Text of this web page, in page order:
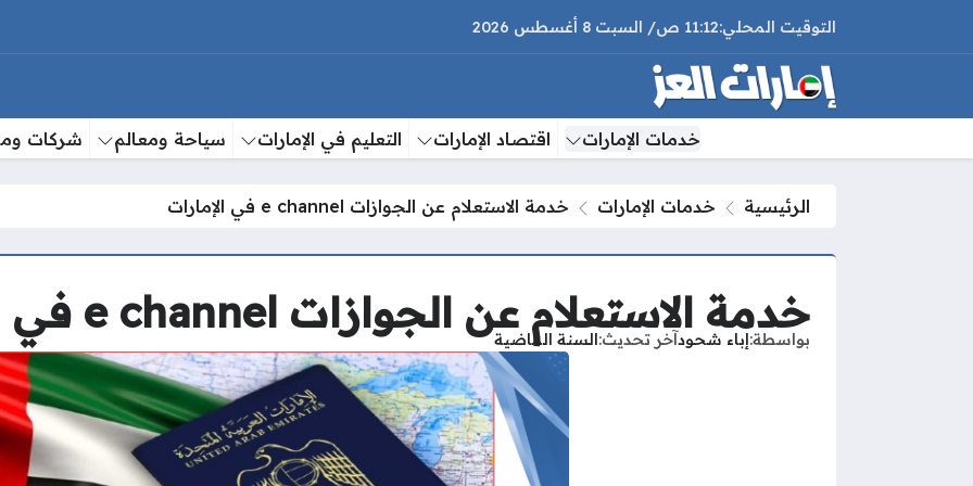
11:12 ص السبت 8 أغسطس 2026
خدمات الإمارات اقتصاد الإمارات التعليم في الإمارات سياحة ومعالم شركات
الرئيسية خدمات الإمارات خدمة الاستعلام عن الجوازات e channel في الإمارات
خدمة الاستعلام عن الجوازات e channel في الإمارات
بواسطة إباء شحودآخر تحديث السنة الماضية